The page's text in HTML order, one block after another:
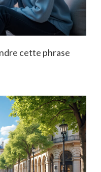
cette phrase